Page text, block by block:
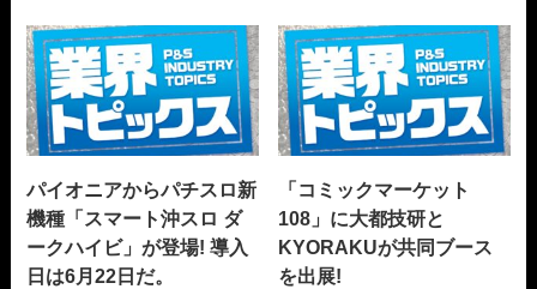
パイオニアからパチスロ新
機種「スマート沖スロ ダ
ークハイビ」が登場! 導入
日は6月22日だ。
「コミックマーケット
108」に大都技研と
KYORAKUが共同ブース
を出展!